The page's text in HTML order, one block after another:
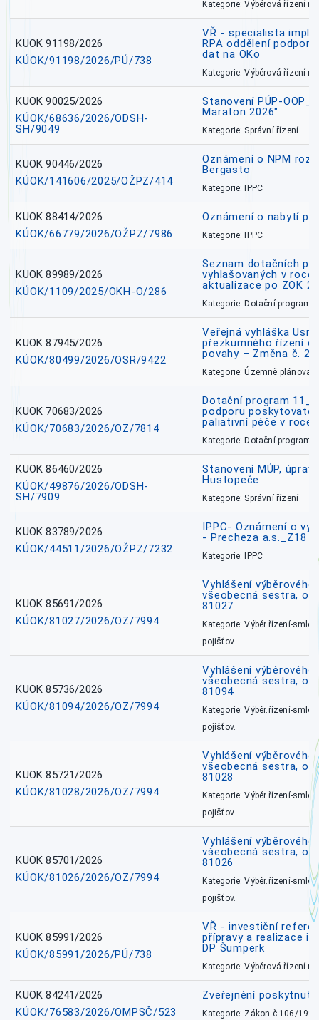
Kategorie: Výběrová řízení
KUOK 91198/2026
KÚOK/91198/2026/PÚ/738
VŘ - specialista
RPA oddělení
dat na OKo
Kategorie: Výběrová řízení
KUOK 90025/2026
KÚOK/68636/2026/ODSH-
SH/9049
Stanovení PÚP-
Maraton 2026"
Kategorie: Správní řízení
KUOK 90446/2026
KÚOK/141606/2025/OŽPZ/414
Oznámení o NPM
Bergasto
Kategorie: IPPC
KUOK 88414/2026
KÚOK/66779/2026/OŽPZ/7986
Oznámení o nabytí
Kategorie: IPPC
KUOK 89989/2026
KÚOK/1109/2025/OKH-O/286
Seznam dotačních
vyhlašovaných v roce
aktualizace po ZOK
Kategorie: Dotační
KUOK 87945/2026
KÚOK/80499/2026/OSR/9422
Veřejná vyhláška
přezkumného řízení
povahy – Změna č. 2
Kategorie: Územně
KUOK 70683/2026
KÚOK/70683/2026/OZ/7814
Dotační program
podporu
paliativní péče v roce
Kategorie: Dotační
KUOK 86460/2026
KÚOK/49876/2026/ODSH-
SH/7909
Stanovení MÚP,
Hustopeče
Kategorie: Správní řízení
KUOK 83789/2026
KÚOK/44511/2026/OŽPZ/7232
IPPC- Oznámení o
- Precheza a.s._Z18
Kategorie: IPPC
KUOK 85691/2026
KÚOK/81027/2026/OZ/7994
Vyhlášení
všeobecná sestra,
81027
Kategorie: Výběr.řízení-
pojišťov.
KUOK 85736/2026
KÚOK/81094/2026/OZ/7994
Vyhlášení
všeobecná sestra,
81094
Kategorie: Výběr.řízení-
pojišťov.
KUOK 85721/2026
KÚOK/81028/2026/OZ/7994
Vyhlášení
všeobecná sestra,
81028
Kategorie: Výběr.řízení-
pojišťov.
KUOK 85701/2026
KÚOK/81026/2026/OZ/7994
Vyhlášení
všeobecná sestra,
81026
Kategorie: Výběr.řízení-
pojišťov.
KUOK 85991/2026
KÚOK/85991/2026/PÚ/738
VŘ - investiční
přípravy a realizace
DP Šumperk
Kategorie: Výběrová řízení
KUOK 84241/2026
KÚOK/76583/2026/OMPSČ/523
Zveřejnění
Kategorie: Zákon č.106/1999